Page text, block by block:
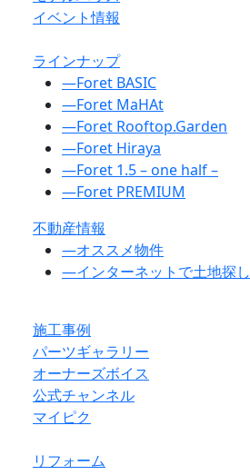
イベント情報
ラインナップ
―Foret BASIC
―Foret MaHAt
―Foret Rooftop.Garden
―Foret Hiraya
―Foret 1.5 – one half –
―Foret PREMIUM
不動産情報
―オススメ物件
―インターネットで土地探し
施工事例
パーツギャラリー
オーナーズボイス
公式チャンネル
マイピク
リフォーム